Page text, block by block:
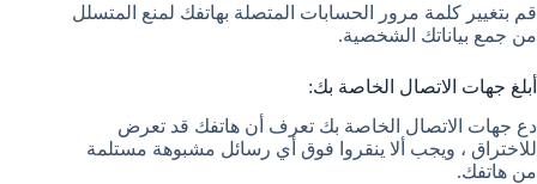
قم بتغيير كلمة مرور الحسابات المتصلة بهاتفك لمنع المتسلل
من جمع بياناتك الشخصية.
أبلغ جهات الاتصال الخاصة بك:
دع جهات الاتصال الخاصة بك تعرف أن هاتفك قد تعرض
للاختراق ، ويجب ألا ينقروا فوق أي رسائل مشبوهة مستلمة
من هاتفك.